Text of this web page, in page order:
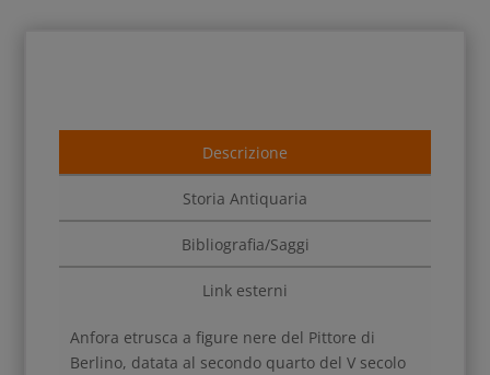
Descrizione
Storia Antiquaria
Bibliografia/Saggi
Link esterni
Anfora etrusca a figure nere del Pittore di
Berlino, datata al secondo quarto del V secolo